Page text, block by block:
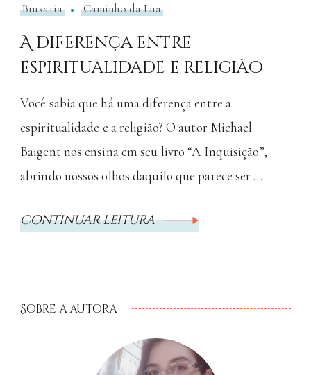
Bruxaria Caminho da Lua
A diferença entre
espiritualidade e religião
Você sabia que há uma diferença entre a
espiritualidade e a religião? O autor Michael
Baigent nos ensina em seu livro “A Inquisição”,
abrindo nossos olhos daquilo que parece ser …
Continuar leitura
Sobre a autora